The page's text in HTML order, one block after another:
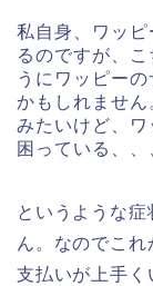
私自身、ワッ
るのですが、
うにワッピー
かもしれませ
みたいけど、
困っている、、
というような
ん。なのでこ
支払いが上手く